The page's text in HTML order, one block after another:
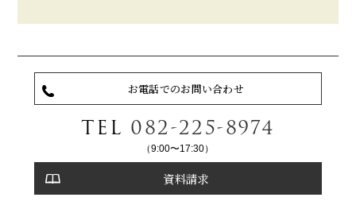
お電話でのお問い合わせ
TEL 082-225-8974
（9:00〜17:30）
資料請求